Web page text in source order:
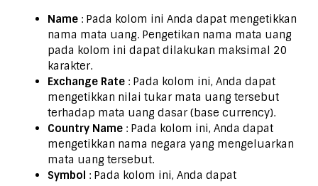
Name : Pada kolom ini Anda dapat mengetikkan
nama mata uang. Pengetikan nama mata uang
pada kolom ini dapat dilakukan maksimal 20
karakter.
Exchange Rate : Pada kolom ini, Anda dapat
mengetikkan nilai tukar mata uang tersebut
terhadap mata uang dasar (base currency).
Country Name : Pada kolom ini, Anda dapat
mengetikkan nama negara yang mengeluarkan
mata uang tersebut.
Symbol : Pada kolom ini, Anda dapat